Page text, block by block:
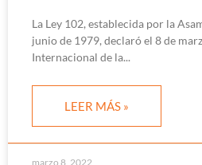
La Ley 102, establecida por la
junio de 1979, declaró el 8 de
Internacional de la
LEER MÁS »
marzo 8, 2022